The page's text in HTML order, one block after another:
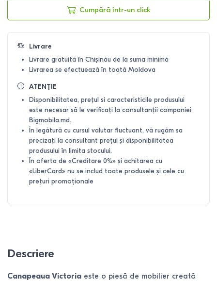
Cumpără într-un click
Livrare
Livrare gratuită în Chișinău de la suma minimă
Livrarea se efectuează în toată Moldova
ATENȚIE
Disponibilitatea, prețul si caracteristicile produsului
este necesar să le verificați la consultanții companiei
Bigmobila.md.
În legătură cu cursul valutar fluctuant, vă rugăm sa
precizați la consultant prețul și disponibilitatea
produsului în limita stocului.
În oferta de «Creditare 0%» și achitarea cu
«LiberCard» nu se includ toate produsele și cele cu
prețuri promoționale
Descriere
Canapeaua Victoria este o piesă de mobilier creată